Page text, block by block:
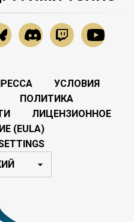
УСЛОВИЯ
ПОЛИТИКА
ЛИЦЕНЗИОННОЕ
(EULA)